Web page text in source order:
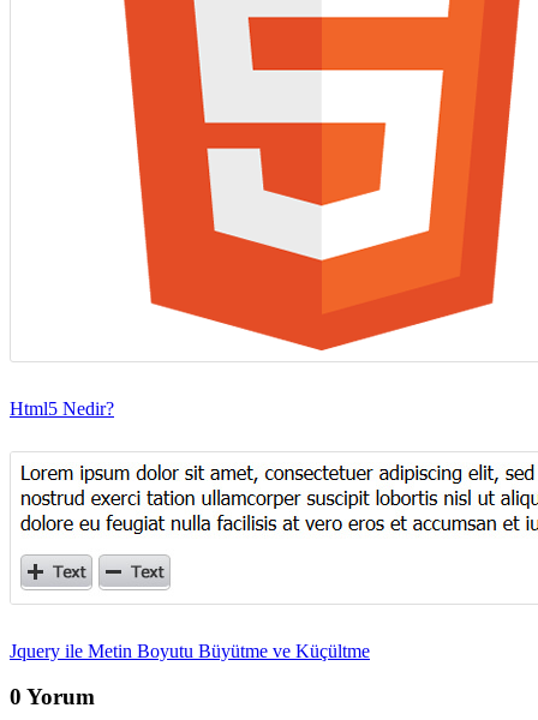
Html5 Nedir?
Jquery ile Metin Boyutu Büyütme ve Küçültme
0 Yorum